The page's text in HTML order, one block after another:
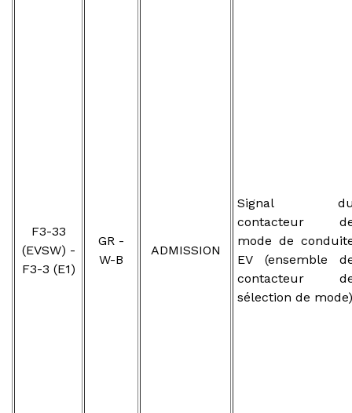
F3-33
(EVSW) -
F3-3 (E1)
GR -
W-B
ADMISSION
Signal
contacteur
mode de
EV (ensemble
contacteur
sélection de mode)